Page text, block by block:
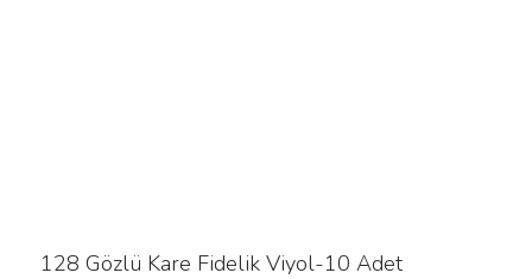
128 Gözlü Kare Fidelik Viyol-10 Adet